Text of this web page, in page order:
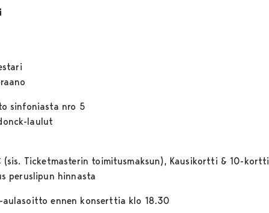
sinfoniasta nro 5
laulut
Ticketmasterin toimitusmaksun), Kausikortti & 10-kortti
peruslipun hinnasta
-aulasoitto ennen konserttia klo 18.30